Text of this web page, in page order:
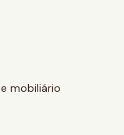
mobiliário